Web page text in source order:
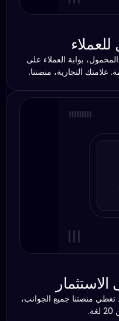
بوابة العملاء على
التجارية، منصتنا.
منصتنا جميع الجوانب،